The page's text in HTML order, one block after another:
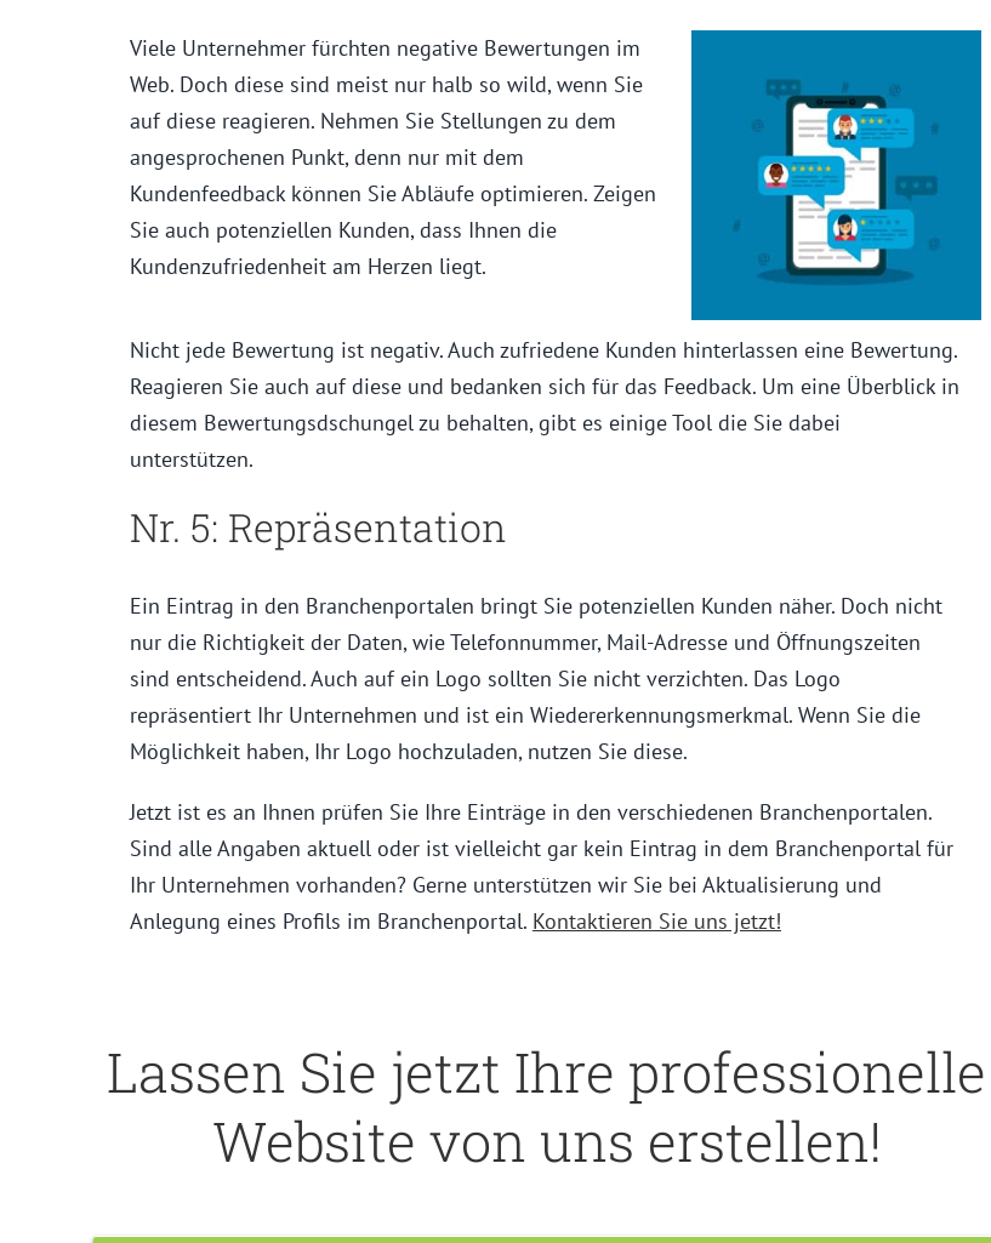
Viele Unternehmer fürchten negative Bewertungen im
Web. Doch diese sind meist nur halb so wild, wenn Sie
auf diese reagieren. Nehmen Sie Stellungen zu dem
angesprochenen Punkt, denn nur mit dem
Kundenfeedback können Sie Abläufe optimieren. Zeigen
Sie auch potenziellen Kunden, dass Ihnen die
Kundenzufriedenheit am Herzen liegt.
Nicht jede Bewertung ist negativ. Auch zufriedene Kunden hinterlassen eine Bewertung.
Reagieren Sie auch auf diese und bedanken sich für das Feedback. Um eine Überblick in
diesem Bewertungsdschungel zu behalten, gibt es einige Tool die Sie dabei
unterstützen.
Nr. 5: Repräsentation
Ein Eintrag in den Branchenportalen bringt Sie potenziellen Kunden näher. Doch nicht
nur die Richtigkeit der Daten, wie Telefonnummer, Mail-Adresse und Öffnungszeiten
sind entscheidend. Auch auf ein Logo sollten Sie nicht verzichten. Das Logo
repräsentiert Ihr Unternehmen und ist ein Wiedererkennungsmerkmal. Wenn Sie die
Möglichkeit haben, Ihr Logo hochzuladen, nutzen Sie diese.
Jetzt ist es an Ihnen prüfen Sie Ihre Einträge in den verschiedenen Branchenportalen.
Sind alle Angaben aktuell oder ist vielleicht gar kein Eintrag in dem Branchenportal für
Ihr Unternehmen vorhanden? Gerne unterstützen wir Sie bei Aktualisierung und
Anlegung eines Profils im Branchenportal. Kontaktieren Sie uns jetzt!
Lassen Sie jetzt Ihre professionelle
Website von uns erstellen!